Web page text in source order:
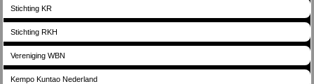
Stichting KR
Stichting RKH
Vereniging WBN
Kempo Kuntao Nederland